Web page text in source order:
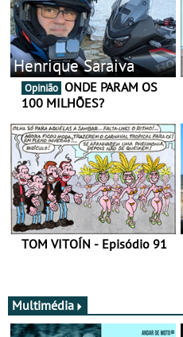
Henrique Saraiva
Opinião
100 MILHÕES?
TOM VITOÍN - Episódio 91
Multimédia